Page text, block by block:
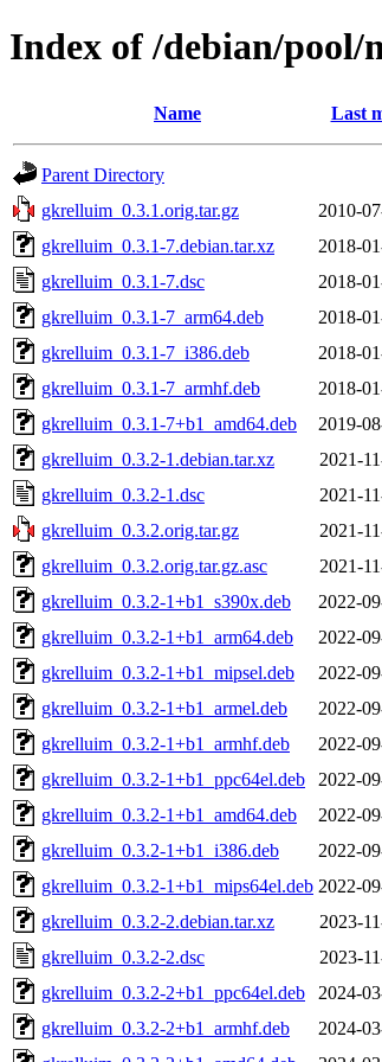
Index of /debian/
Name Last
Parent Directory
gkrelluim_0.3.1.orig.tar.gz
2010-
gkrelluim_0.3.1-7.debian.tar.xz
2018-
gkrelluim_0.3.1-7.dsc
2018-
gkrelluim_0.3.1-7_arm64.deb
2018-
gkrelluim_0.3.1-7_i386.deb
2018-
gkrelluim_0.3.1-7_armhf.deb
2018-
gkrelluim_0.3.1-7+b1_amd64.deb
2019-
gkrelluim_0.3.2-1.debian.tar.xz
2021-
gkrelluim_0.3.2-1.dsc
2021-
gkrelluim_0.3.2.orig.tar.gz
2021-
gkrelluim_0.3.2.orig.tar.gz.asc
2021-
gkrelluim_0.3.2-1+b1_s390x.deb
2022-
gkrelluim_0.3.2-1+b1_arm64.deb
2022-
gkrelluim_0.3.2-1+b1_mipsel.deb
2022-
gkrelluim_0.3.2-1+b1_armel.deb
2022-
gkrelluim_0.3.2-1+b1_armhf.deb
2022-
gkrelluim_0.3.2-1+b1_ppc64el.deb
2022-
gkrelluim_0.3.2-1+b1_amd64.deb
2022-
gkrelluim_0.3.2-1+b1_i386.deb
2022-
gkrelluim_0.3.2-1+b1_mips64el.deb 2022-
gkrelluim_0.3.2-2.debian.tar.xz
2023-
gkrelluim_0.3.2-2.dsc
2023-
gkrelluim_0.3.2-2+b1_ppc64el.deb
2024-
gkrelluim_0.3.2-2+b1_armhf.deb
2024-